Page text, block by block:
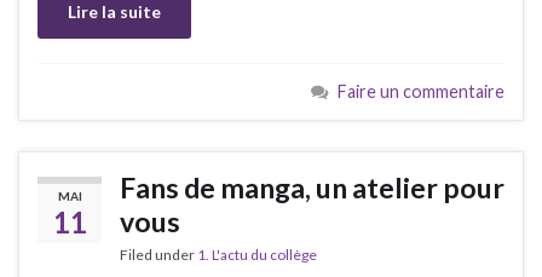
Lire la suite
Faire un commentaire
MAI
11
Fans de manga, un atelier pour
vous
Filed under 1. L'actu du collège